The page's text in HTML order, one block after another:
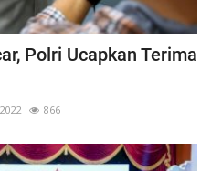
Polri Ucapkan Terima
866